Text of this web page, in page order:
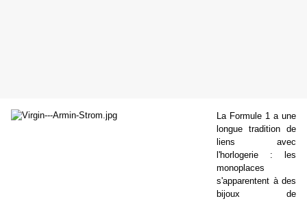
La Formule 1 a une
longue tradition de
liens avec
l'horlogerie : les
monoplaces
s'apparentent à des
bijoux de